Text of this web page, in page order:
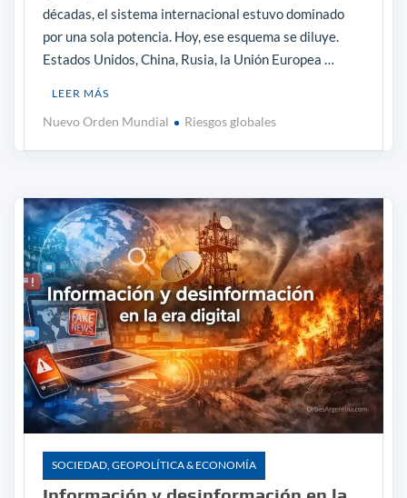
décadas, el sistema internacional estuvo dominado
por una sola potencia. Hoy, ese esquema se diluye.
Estados Unidos, China, Rusia, la Unión Europea …
LEER MÁS
Nuevo Orden Mundial Riesgos globales
SOCIEDAD, GEOPOLÍTICA & ECONOMÍA